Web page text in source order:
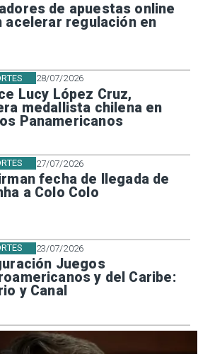
de apuestas online
acelerar regulación en
28/07/2026
Lucy López Cruz,
medallista chilena en
Panamericanos
27/07/2026
fecha de llegada de
a Colo Colo
23/07/2026
Juegos
y del Caribe:
y Canal